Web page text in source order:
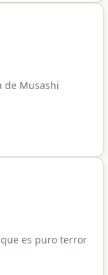
de Musashi
es puro terror